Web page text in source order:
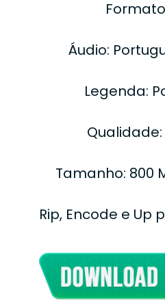
Áudio:
Legenda:
Qualidade:
Tamanho: 800
Rip, Encode e Up